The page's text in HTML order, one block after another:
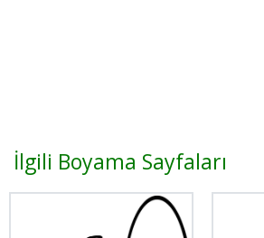
İlgili Boyama Sayfaları